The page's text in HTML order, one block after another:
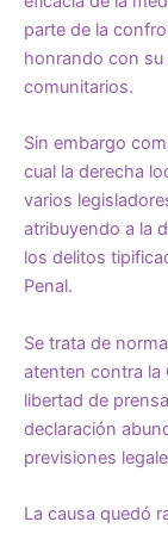
parte de la
honrando con
comunitarios.
Sin embargo
cual la derecha
varios
atribuyendo a la
los delitos
Penal.
Se trata de
atenten contra la
libertad de
declaración
previsiones
La causa quedó